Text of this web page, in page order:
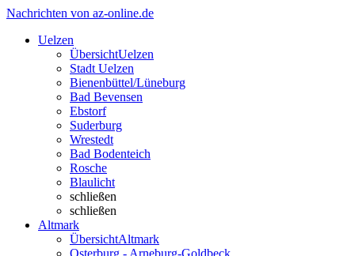
Nachrichten von az-online.de
Uelzen
ÜbersichtUelzen
Stadt Uelzen
Bienenbüttel/Lüneburg
Bad Bevensen
Ebstorf
Suderburg
Wrestedt
Bad Bodenteich
Rosche
Blaulicht
schließen
schließen
Altmark
ÜbersichtAltmark
Osterburg - Arneburg-Goldbeck